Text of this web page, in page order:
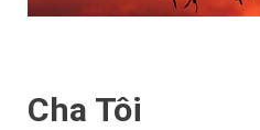
Cha Tôi